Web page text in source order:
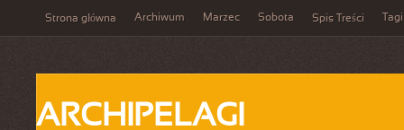
Strona główna Archiwum Marzec Sobota Spis Treści Tagi
ARCHIPELAGI